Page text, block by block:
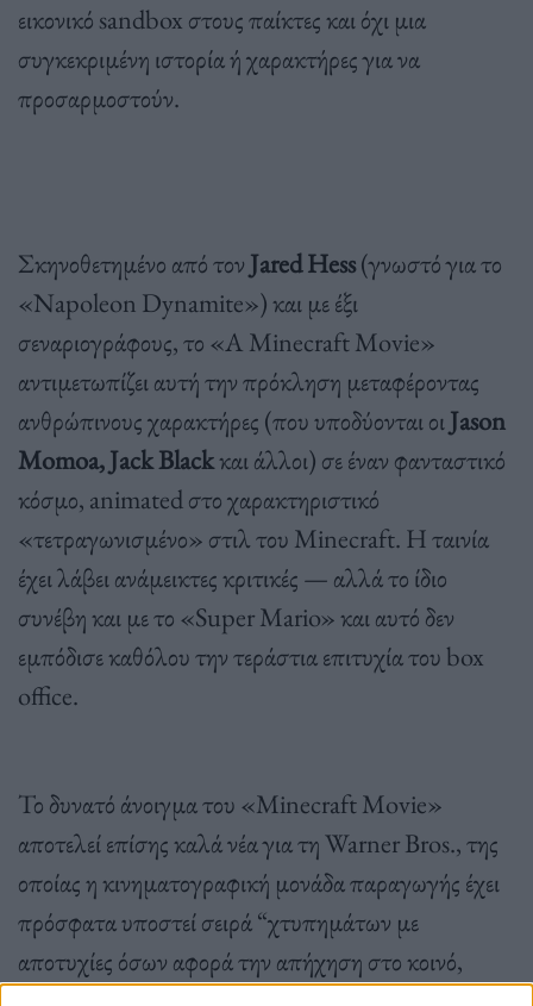
εικονικό sandbox στους παίκτες και όχι μια
συγκεκριμένη ιστορία ή χαρακτήρες για να
προσαρμοστούν.
Σκηνοθετημένο από τον Jared Hess(γνωστό για το
«Napoleon Dynamite») και με έξι
σεναριογράφους, το «A Minecraft Movie»
αντιμετωπίζει αυτή την πρόκληση μεταφέροντας
ανθρώπινους χαρακτήρες (που υποδύονται οιJason
Momoa, Jack Blackκαι άλλοι) σε έναν φανταστικό
κόσμο, animated στο χαρακτηριστικό
«τετραγωνισμένο» στιλ του Minecraft. Η ταινία
έχει λάβει ανάμεικτες κριτικές — αλλά το ίδιο
συνέβη και με το «Super Mario» και αυτό δεν
εμπόδισε καθόλου την τεράστια επιτυχία του box
office.
Το δυνατό άνοιγμα του «Minecraft Movie»
αποτελεί επίσης καλά νέα για τη Warner Bros., της
οποίας η κινηματογραφική μονάδα παραγωγής έχει
πρόσφατα υποστεί σειρά “χτυπημάτων με
αποτυχίες όσων αφορά την απήχηση στο κοινό,